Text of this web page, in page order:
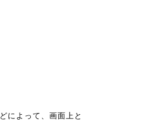
によって、画面上と